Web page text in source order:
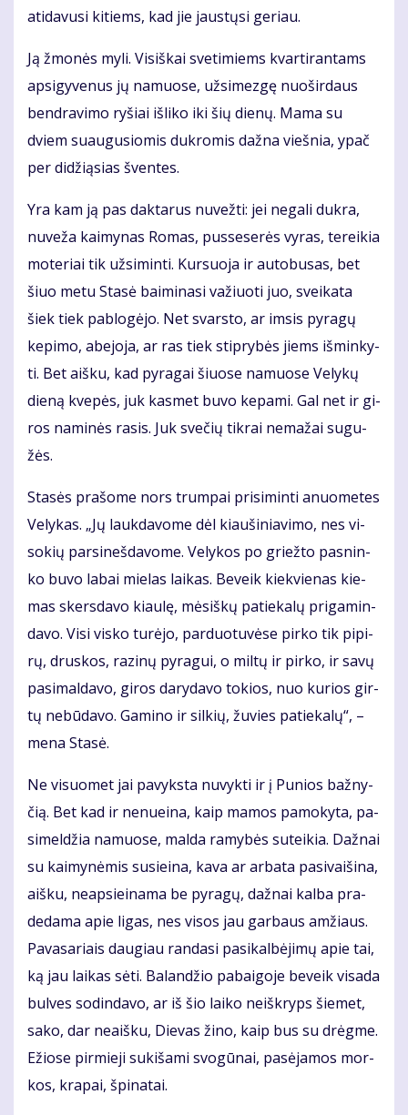
ati­da­vu­si ki­tiems, kad jie jaus­tų­si ge­riau.
Ją žmo­nės my­li. Vi­siš­kai sve­ti­miems kvar­ti­ran­tams
ap­si­gy­ve­nus jų na­muo­se, už­si­mez­gę nuo­šir­daus
ben­dra­vi­mo ry­šiai iš­li­ko iki šių die­nų. Ma­ma su
dviem su­au­gu­sio­mis duk­ro­mis daž­na vieš­nia, ypač
per di­dži­ą­sias šven­tes.
Yra kam ją pas dak­ta­rus nu­vež­ti: jei ne­ga­li duk­ra,
nu­ve­ža kai­my­nas Ro­mas, pus­se­se­rės vy­ras, te­rei­kia
mo­te­riai tik už­si­min­ti. Kur­suo­ja ir au­to­bu­sas, bet
šiuo me­tu Sta­sė bai­mi­na­si va­žiuo­ti juo, svei­ka­ta
šiek tiek pa­blo­gė­jo. Net svars­to, ar im­sis py­ra­gų
ke­pi­mo, abe­jo­ja, ar ras tiek stip­ry­bės jiems iš­min­ky­
ti. Bet aiš­ku, kad py­ra­gai šiuo­se na­muo­se Ve­ly­kų
die­ną kve­pės, juk kas­met bu­vo ke­pa­mi. Gal net ir gi­
ros na­mi­nės ra­sis. Juk sve­čių tik­rai ne­ma­žai su­gu­
žės.
Sta­sės pra­šo­me nors trum­pai pri­si­min­ti anuo­me­tes
Ve­ly­kas. „Jų lauk­da­vo­me dėl kiau­ši­nia­vi­mo, nes vi­
so­kių par­si­neš­da­vo­me. Ve­ly­kos po griež­to pas­nin­
ko bu­vo la­bai mie­las lai­kas. Be­veik kiek­vie­nas kie­
mas skers­da­vo kiau­lę, mė­siš­kų pa­tie­ka­lų pri­ga­min­
da­vo. Vi­si vis­ko tu­rė­jo, par­duo­tu­vė­se pir­ko tik pi­pi­
rų, drus­kos, ra­zi­nų py­ra­gui, o mil­tų ir pir­ko, ir sa­vų
pa­si­mal­da­vo, gi­ros da­ry­da­vo to­kios, nuo ku­rios gir­
tų ne­bū­da­vo. Ga­mi­no ir sil­kių, žu­vies pa­tie­ka­lų“, –
me­na Sta­sė.
Ne vi­suo­met jai pa­vyks­ta nu­vyk­ti ir į Pu­nios baž­ny­
čią. Bet kad ir ne­nu­ei­na, kaip ma­mos pa­mo­ky­ta, pa­
si­mel­džia na­muo­se, mal­da ra­my­bės su­tei­kia. Daž­nai
su kai­my­nė­mis su­si­ei­na, ka­va ar ar­ba­ta pa­si­vai­ši­na,
aiš­ku, neap­si­ei­na­ma be py­ra­gų, daž­nai kal­ba pra­
de­da­ma apie li­gas, nes vi­sos jau gar­baus am­žiaus.
Pa­va­sa­riais dau­giau ran­da­si pa­si­kal­bė­ji­mų apie tai,
ką jau lai­kas sė­ti. Ba­lan­džio pa­bai­go­je be­veik vi­sa­da
bul­ves so­din­da­vo, ar iš šio lai­ko ne­iš­kryps šie­met,
sa­ko, dar ne­aiš­ku, Die­vas ži­no, kaip bus su drėg­me.
Ežio­se pir­mie­ji su­ki­ša­mi svo­gū­nai, pa­sė­ja­mos mor­
kos, kra­pai, špi­na­tai.